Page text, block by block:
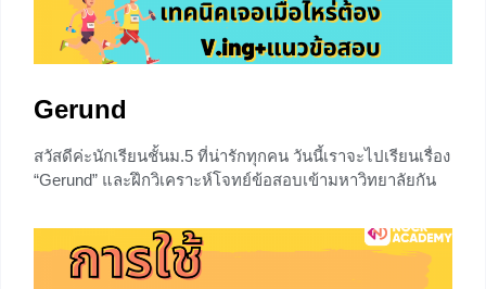
Gerund
สวัสดีค่ะนักเรียนชั้นม.5 ที่น่ารักทุกคน วันนี้เราจะไปเรียนเรื่อง
“Gerund” และฝึกวิเคราะห์โจทย์ข้อสอบเข้ามหาวิทยาลัยกัน
อธิบายแบบง่ายๆ เลยว่า Gerund หรือ Ing-form ในบริติชอิง
ลิช ที่จริงแล้ว มันก็คือ คำกริยาเติม ing (V-ing) แล้วหน้าที่เป็น
คำนาม ในภาษาไทยถูกนำมาใช้ในไวยากรณ์เรียกว่า กริยา